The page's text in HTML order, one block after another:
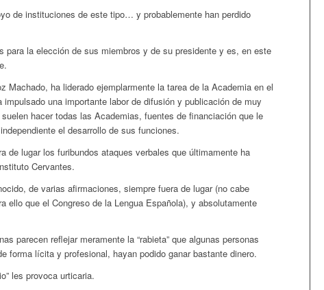
de instituciones de este tipo… y probablemente han perdido
para la elección de sus miembros y de su presidente y es, en este
Machado, ha liderado ejemplarmente la tarea de la Academia en el
una importante labor de difusión y publicación de muy
hacer todas las Academias, fuentes de financiación que le
el desarrollo de sus funciones.
de lugar los furibundos ataques verbales que últimamente ha
Cervantes.
de varias afirmaciones, siempre fuera de lugar (no cabe
ello que el Congreso de la Lengua Española), y absolutamente
parecen reflejar meramente la “rabieta” que algunas personas
forma lícita y profesional, hayan podido ganar bastante dinero.
les provoca urticaria.